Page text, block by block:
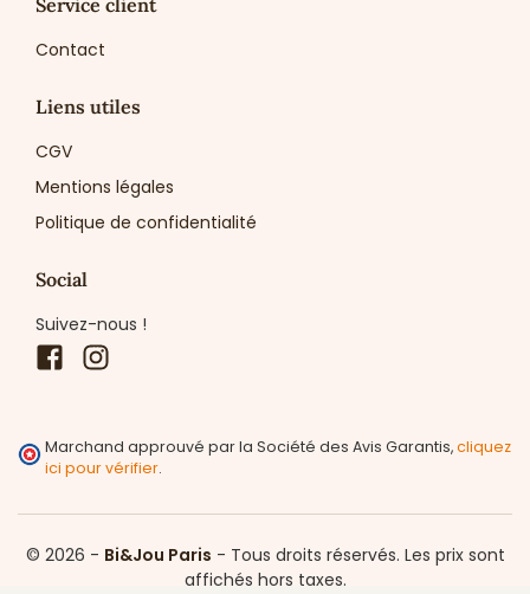
Contact
Liens utiles
CGV
Mentions légales
Politique de confidentialité
Social
Suivez-nous !
Facebook
Marchand approuvé par la Société des Avis Garantis,cliquez
ici pour vérifier.
© 2026 - Bi&Jou Paris - Tous droits réservés. Les prix sont
affichés hors taxes.